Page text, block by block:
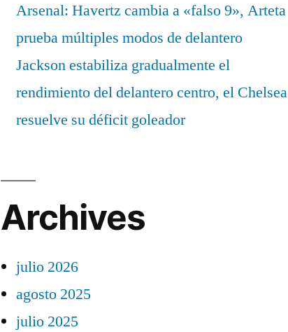
Arsenal: Havertz cambia a «falso 9», Arteta
prueba múltiples modos de delantero
Jackson estabiliza gradualmente el
rendimiento del delantero centro, el Chelsea
resuelve su déficit goleador
Archives
julio 2026
agosto 2025
julio 2025